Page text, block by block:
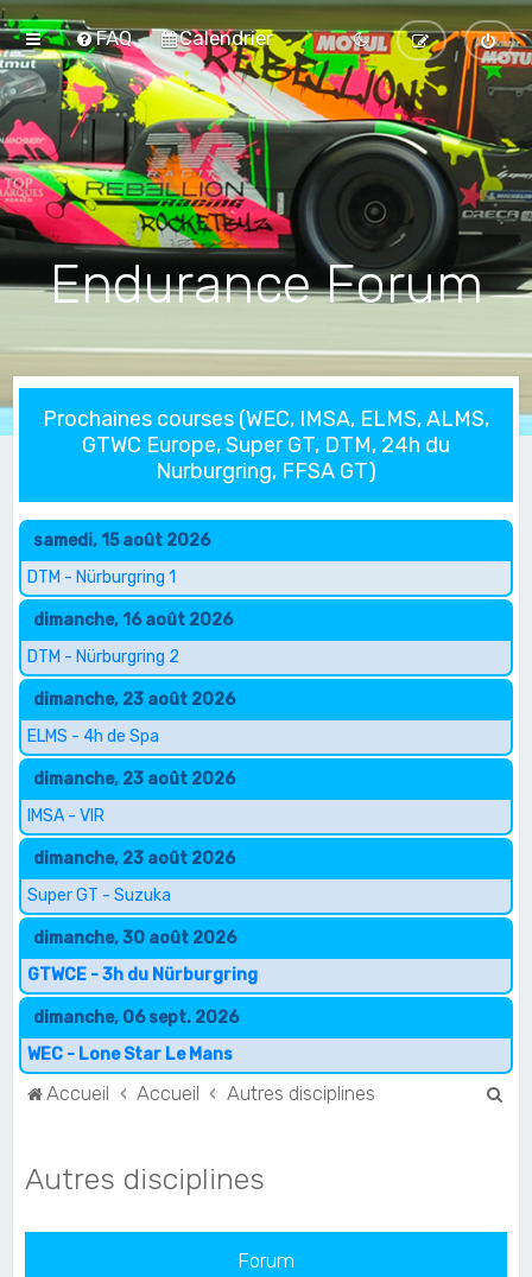
FAQ Calendrier
Endurance Forum
Prochaines courses (WEC, IMSA, ELMS, ALMS,
GTWC Europe, Super GT, DTM, 24h du
Nurburgring, FFSA GT)
samedi, 15 août 2026
DTM - Nürburgring 1
dimanche, 16 août 2026
DTM - Nürburgring 2
dimanche, 23 août 2026
ELMS - 4h de Spa
dimanche, 23 août 2026
IMSA - VIR
dimanche, 23 août 2026
Super GT - Suzuka
dimanche, 30 août 2026
GTWCE - 3h du Nürburgring
dimanche, 06 sept. 2026
WEC - Lone Star Le Mans
Accueil Accueil Autres disciplines
Autres disciplines
Forum